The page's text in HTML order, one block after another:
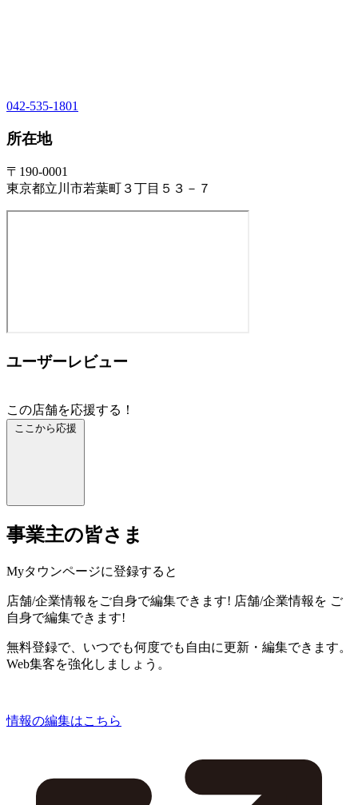
042-535-1801
所在地
〒190-0001
東京都立川市若葉町３丁目５３－７
ユーザーレビュー
この店舗を応援する！
ここから応援
事業主の皆さま
Myタウンページに登録すると
店舗/企業情報をご自身で編集できます! 店舗/企業情報を ご
自身で編集できます!
無料登録で、いつでも何度でも自由に更新・編集できます。
Web集客を強化しましょう。
情報の編集はこちら